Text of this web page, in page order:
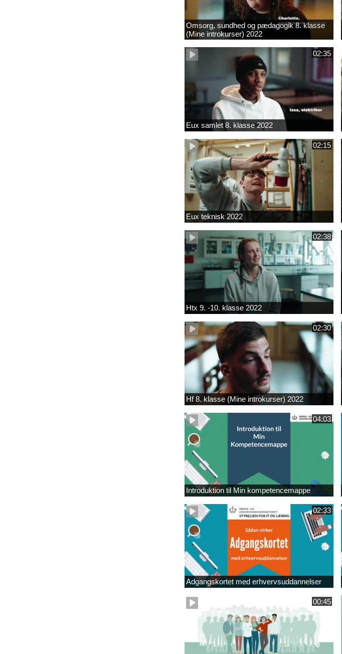
Omsorg, sundhed og pædagogik 8. klasse
(Mine introkurser) 2022
02:35
Eux samlet 8. klasse 2022
02:15
Eux teknisk 2022
02:38
Htx 9. -10. klasse 2022
02:30
Hf 8. klasse (Mine introkurser) 2022
04:03
Introduktion til Min kompetencemappe
02:33
Adgangskortet med erhvervsuddannelser
00:45